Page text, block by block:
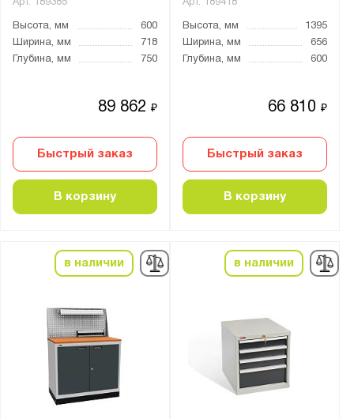
Арт. 189385
Высота, мм
600
Ширина, мм
718
Глубина, мм
750
89 862₽
Быстрый заказ
В корзину
Арт. 189418
Высота, мм
1395
Ширина, мм
656
Глубина, мм
600
66 810₽
Быстрый заказ
В корзину
в наличии в наличии